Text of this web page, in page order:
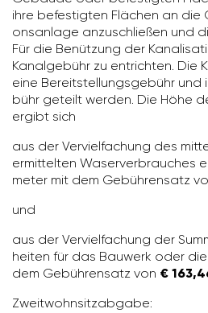
ihre befes­tigten Flächen an
ons­an­lage anzu­schließen und
Für die Benüt­zung der
Kanal­ge­bühr zu entrichten. Die
eine Bereit­stel­lungs­ge­bühr
bühr geteilt werden. Die Höhe
ergibt sich
aus der Verviel­fa­chung des
ermit­telten Waser­ver­brau­ches
meter mit dem Gebüh­ren­satz
und
aus der Verviel­fa­chung der
heiten für das Bauwerk oder
dem Gebüh­ren­satz von €
Zweit­wohn­sitz­ab­gabe: